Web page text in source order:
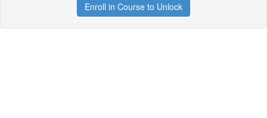
Enroll in Course to Unlock